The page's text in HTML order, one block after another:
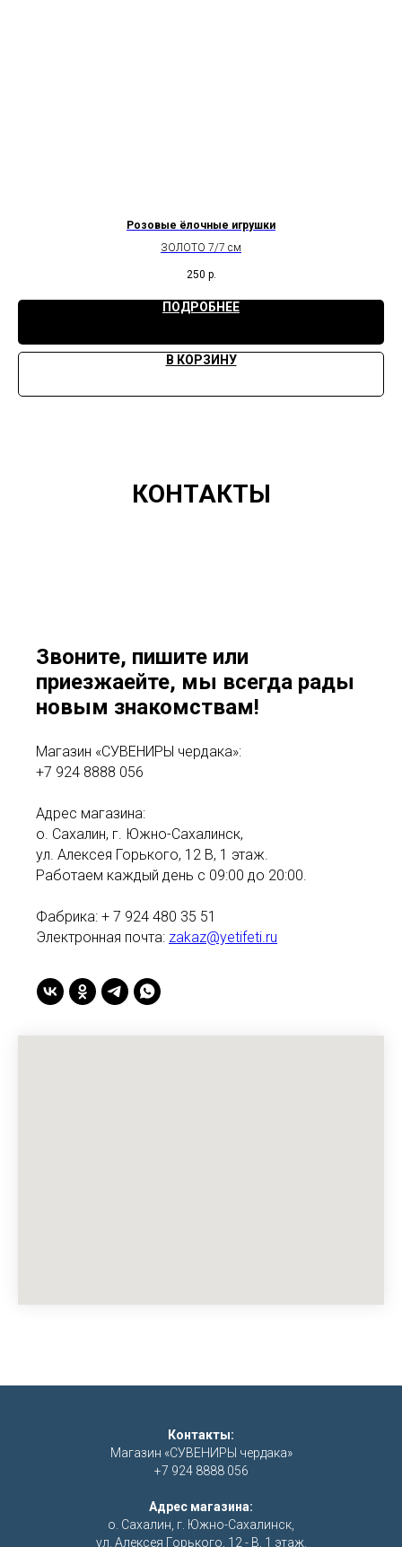
Розовые ёлочные игрушки
ЗОЛОТО 7/7 см
250 р.
ПОДРОБНЕЕ
В КОРЗИНУ
КОНТАКТЫ
Звоните, пишите или
приезжаейте, мы всегда рады
новым знакомствам!
Магазин «СУВЕНИРЫ чердака»:
+7 924 8888 056
Адрес магазина:
о. Сахалин, г. Южно-Сахалинск,
ул. Алексея Горького, 12 В, 1 этаж.
Работаем каждый день с 09:00 до 20:00.
Фабрика: + 7 924 480 35 51
Электронная почта: zakaz@yetifeti.ru
Контакты:
Магазин «СУВЕНИРЫ чердака»
+7 924 8888 056
Адрес магазина:
о. Сахалин, г. Южно-Сахалинск,
ул. Алексея Горького, 12 - В, 1 этаж.